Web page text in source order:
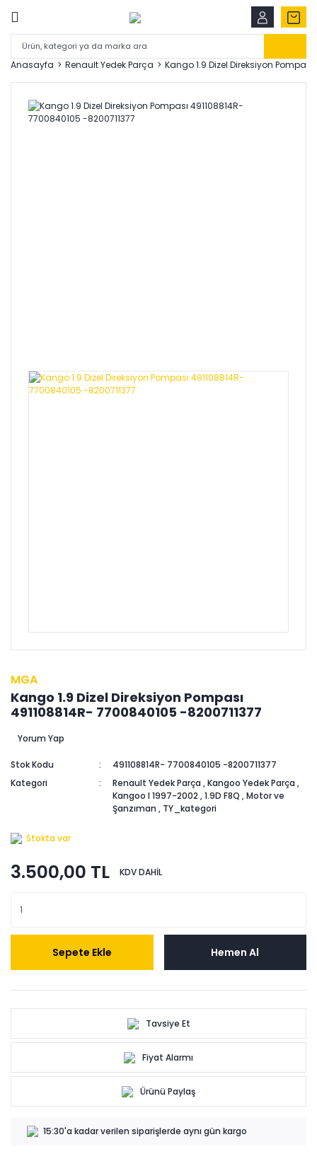
Anasayfa Renault Yedek Parça Kango 1.9 Dizel Direksiyon
MGA
Kango 1.9 Dizel Direksiyon Pompası
491108814R- 7700840105 -8200711377
Yorum Yap
Stok Kodu
491108814R- 7700840105 -8200711377
Kategori
Renault Yedek Parça ,Kangoo Yedek Parça ,
Kangoo I 1997-2002 ,1.9D F8Q ,Motor ve
Şanzıman , TY_kategori
Stokta var
3.500,00 TL KDV DAHİL
Sepete Ekle Hemen Al
Tavsiye Et
Fiyat Alarmı
Ürünü Paylaş
15:30'a kadar verilen siparişlerde aynı gün kargo